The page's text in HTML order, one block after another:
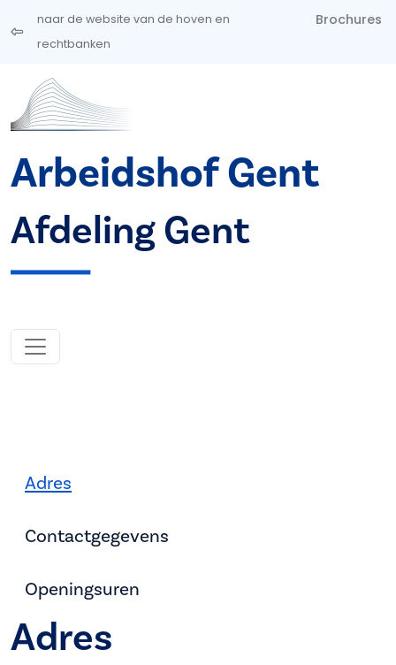
Overslaan en naar de inhoud gaan
naar de website van de hoven en
rechtbanken
Brochures
Arbeidshof Gent
Afdeling Gent
Adres
Contactgegevens
Openingsuren
Adres